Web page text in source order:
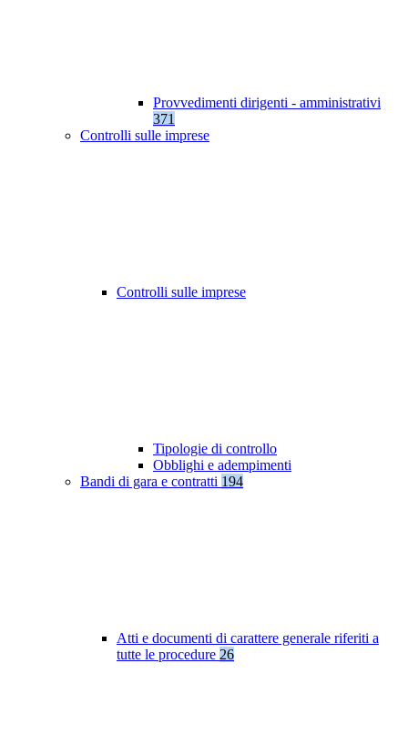
Provvedimenti dirigenti - amministrativi
371
Controlli sulle imprese
Controlli sulle imprese
Tipologie di controllo
Obblighi e adempimenti
Bandi di gara e contratti 194
Atti e documenti di carattere generale riferiti a
tutte le procedure 26